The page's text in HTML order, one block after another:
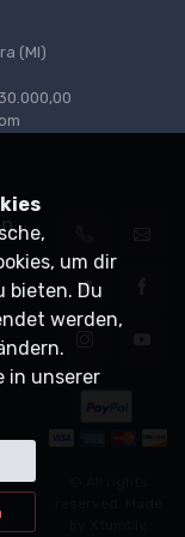
(MI)
um dir
bieten. Du
werden,
in unserer